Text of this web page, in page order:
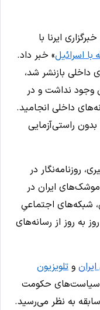
ایرنا با
اسرائیل» خبر داد.
بازنشر شد،
وجود نداشت و در
داخلی انجامید.
راستی‌آزمایی
‌روزنامه‌نگار در
ایران در
شبکه‌های اجتماعیِ
به روز از رسانه‌های
و تلویزیون
سیاست‌های حکومت
به نظر می‌رسید.